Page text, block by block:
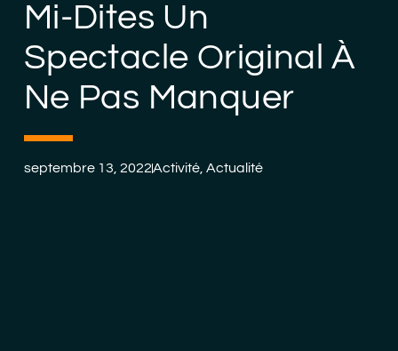
Mi-Dites Un
Spectacle Original À
Ne Pas Manquer
septembre 13, 2022Activité, Actualité